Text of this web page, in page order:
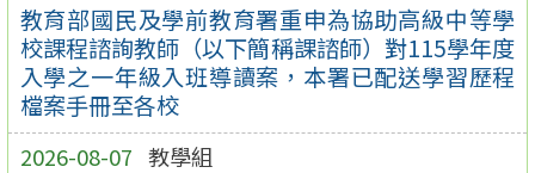
教育部國民及學前教育署重申為協助高級中等學
校課程諮詢教師（以下簡稱課諮師）對115學年度
入學之一年級入班導讀案，本署已配送學習歷程
檔案手冊至各校
2026-08-07 教學組